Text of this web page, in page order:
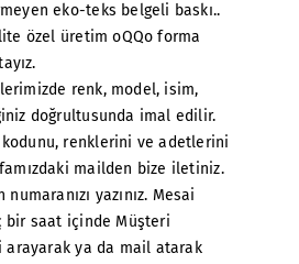
eko-teks belgeli baskı..
özel üretim oQQo forma
renk, model, isim,
doğrultusunda imal edilir.
renklerini ve adetlerini
mailden bize iletiniz.
yazınız. Mesai
bir saat içinde Müşteri
ya da mail atarak